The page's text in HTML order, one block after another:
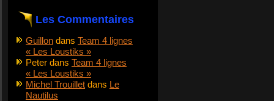
Les Commentaires
Guillon dans Team 4 lignes
« Les Loustiks »
Peter dans Team 4 lignes
« Les Loustiks »
Michel Trouillet dans Le
Nautilus